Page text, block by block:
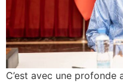
C’est avec une profonde